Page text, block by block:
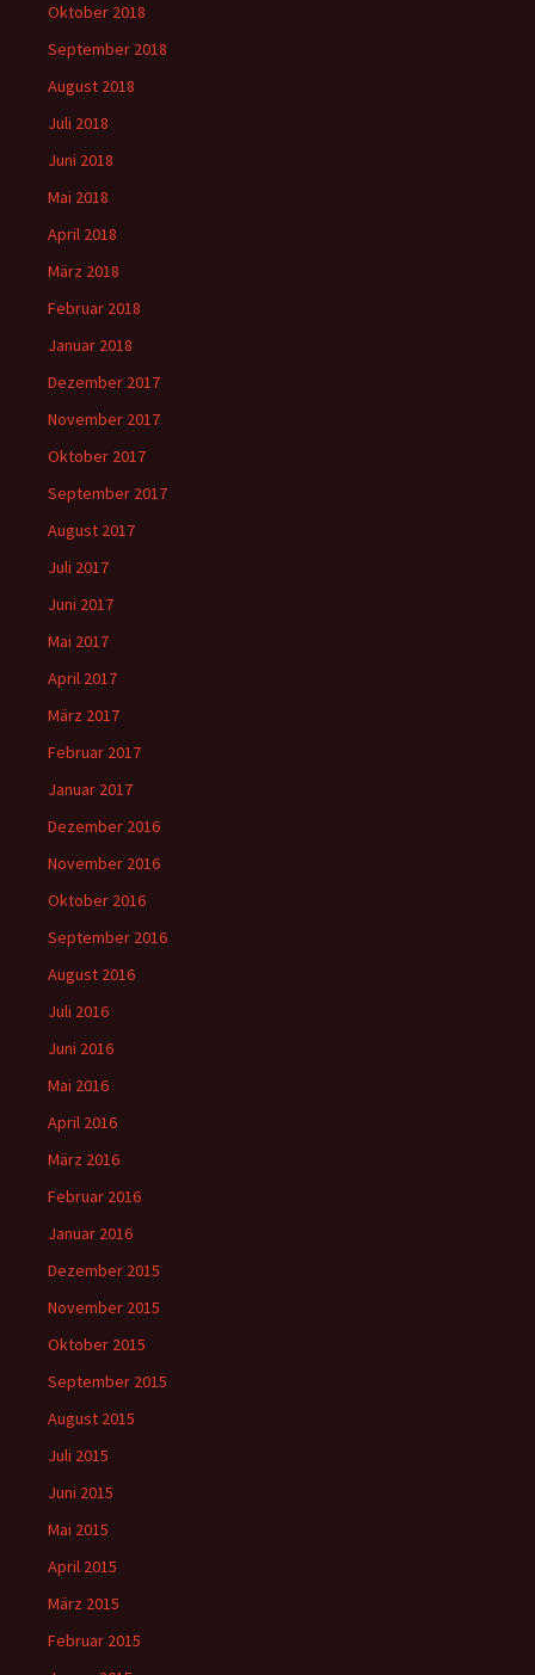
Oktober 2018
September 2018
August 2018
Juli 2018
Juni 2018
Mai 2018
April 2018
März 2018
Februar 2018
Januar 2018
Dezember 2017
November 2017
Oktober 2017
September 2017
August 2017
Juli 2017
Juni 2017
Mai 2017
April 2017
März 2017
Februar 2017
Januar 2017
Dezember 2016
November 2016
Oktober 2016
September 2016
August 2016
Juli 2016
Juni 2016
Mai 2016
April 2016
März 2016
Februar 2016
Januar 2016
Dezember 2015
November 2015
Oktober 2015
September 2015
August 2015
Juli 2015
Juni 2015
Mai 2015
April 2015
März 2015
Februar 2015